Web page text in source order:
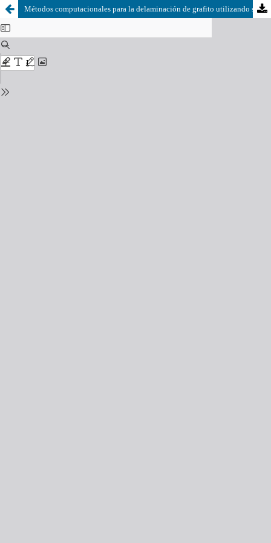
Métodos computacionales para la delaminación de grafito utilizando surfactantes anionicos para producir grafeno